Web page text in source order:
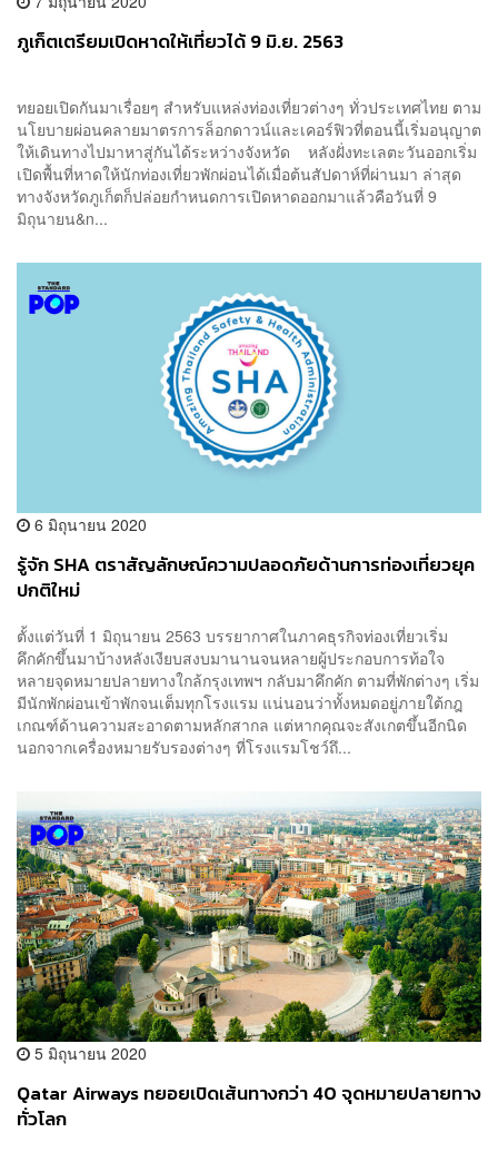
ภูเก็ตเตรียมเปิดหาดให้เที่ยวได้ 9 มิ.ย. 2563
ทยอยเปิดกันมาเรื่อยๆ สำหรับแหล่งท่องเที่ยวต่างๆ ทั่วประเทศไทย ตาม
นโยบายผ่อนคลายมาตรการล็อกดาวน์และเคอร์ฟิวที่ตอนนี้เริ่มอนุญาต
ให้เดินทางไปมาหาสู่กันได้ระหว่างจังหวัด หลังฝั่งทะเลตะวันออกเริ่ม
เปิดพื้นที่หาดให้นักท่องเที่ยวพักผ่อนได้เมื่อต้นสัปดาห์ที่ผ่านมา ล่าสุด
ทางจังหวัดภูเก็ตก็ปล่อยกำหนดการเปิดหาดออกมาแล้วคือวันที่ 9
มิถุนายน&n...
6 มิถุนายน 2020
รู้จัก SHA ตราสัญลักษณ์ความปลอดภัยด้านการท่องเที่ยวยุค
ปกติใหม่
ตั้งแต่วันที่ 1 มิถุนายน 2563 บรรยากาศในภาคธุรกิจท่องเที่ยวเริ่ม
คึกคักขึ้นมาบ้างหลังเงียบสงบมานานจนหลายผู้ประกอบการท้อใจ
หลายจุดหมายปลายทางใกล้กรุงเทพฯ กลับมาคึกคัก ตามที่พักต่างๆ เริ่ม
มีนักพักผ่อนเข้าพักจนเต็มทุกโรงแรม แน่นอนว่าทั้งหมดอยู่ภายใต้กฎ
เกณฑ์ด้านความสะอาดตามหลักสากล แต่หากคุณจะสังเกตขึ้นอีกนิด
นอกจากเครื่องหมายรับรองต่างๆ ที่โรงแรมโชว์ถึ...
5 มิถุนายน 2020
Qatar Airways ทยอยเปิดเส้นทางกว่า 40 จุดหมายปลายทาง
ทั่วโลก